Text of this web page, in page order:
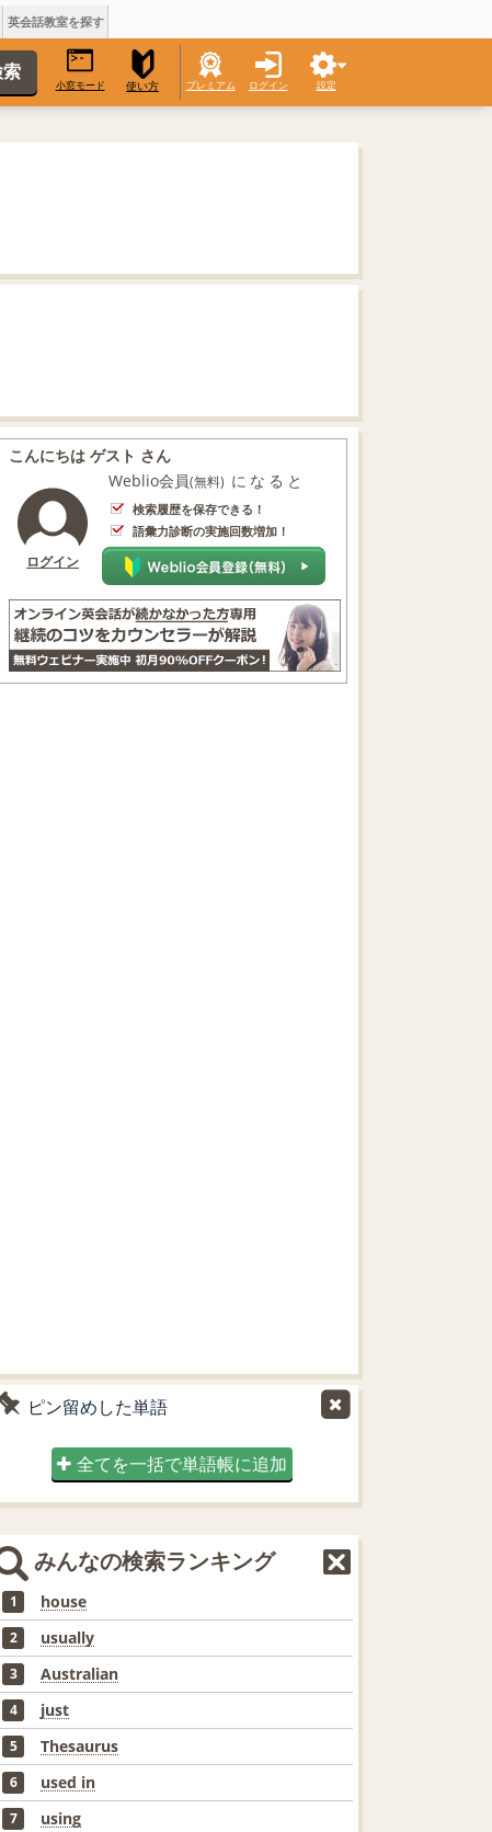
英会話教室を探す
小窓モード 使い方 プレミアム ログイン 設定
こんにちは ゲスト さん
ログイン
Weblio会員(無料) になると
検索履歴を保存できる！
語彙力診断の実施回数増加！
ピン留めした単語
全てを一括で単語帳に追加
みんなの検索ランキング
1 house
2 usually
3 Australian
4 just
5 Thesaurus
6 used in
7 using